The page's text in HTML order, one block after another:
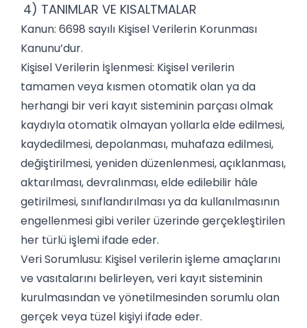
4) TANIMLAR VE KISALTMALAR
Kanun: 6698 sayılı Kişisel Verilerin Korunması
Kanunu’dur.
Kişisel Verilerin İşlenmesi: Kişisel verilerin
tamamen veya kısmen otomatik olan ya da
herhangi bir veri kayıt sisteminin parçası olmak
kaydıyla otomatik olmayan yollarla elde edilmesi,
kaydedilmesi, depolanması, muhafaza edilmesi,
değiştirilmesi, yeniden düzenlenmesi, açıklanması,
aktarılması, devralınması, elde edilebilir hâle
getirilmesi, sınıflandırılması ya da kullanılmasının
engellenmesi gibi veriler üzerinde gerçekleştirilen
her türlü işlemi ifade eder.
Veri Sorumlusu: Kişisel verilerin işleme amaçlarını
ve vasıtalarını belirleyen, veri kayıt sisteminin
kurulmasından ve yönetilmesinden sorumlu olan
gerçek veya tüzel kişiyi ifade eder.